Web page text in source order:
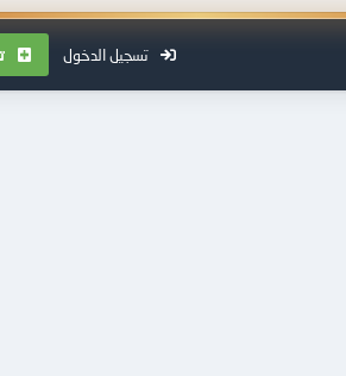
تسجيل الدخول